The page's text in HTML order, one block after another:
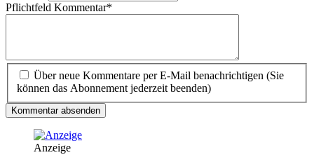
Pflichtfeld Kommentar*
Über neue Kommentare per E-Mail benachrichtigen (Sie
können das Abonnement jederzeit beenden)
Kommentar absenden
Anzeige